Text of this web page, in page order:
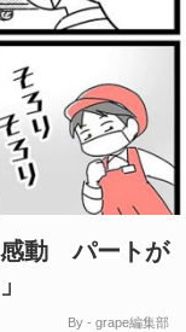
感動 パートが
By - grape編集部